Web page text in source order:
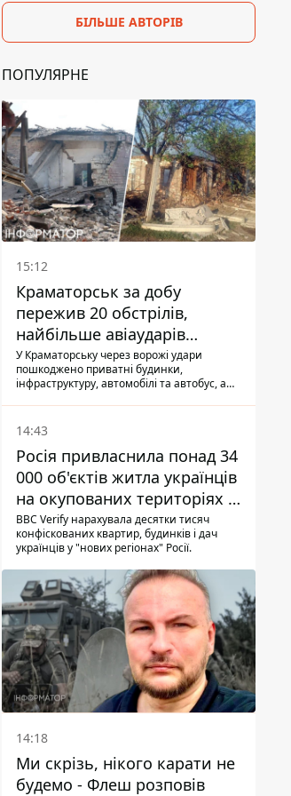
БІЛЬШЕ АВТОРІВ
ПОПУЛЯРНЕ
15:12
Краматорськ за добу
пережив 20 обстрілів,
найбільше авіаударів
КАБ-250
У Краматорську через ворожі удари
пошкоджено приватні будинки,
інфраструктуру, автомобілі та автобус, а
14:43
Росія привласнила понад 34
000 об'єктів житла українців
на окупованих територіях -
розслідування BBC
BBC Verify нарахувала десятки тисяч
конфіскованих квартир, будинків і дач
українців у "нових регіонах" Росії.
14:18
Ми скрізь, нікого карати не
будемо - Флеш розповів